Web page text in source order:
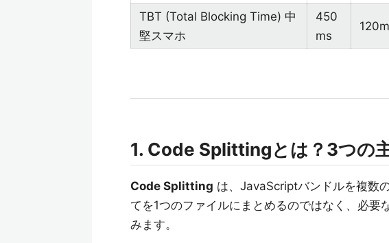
TBT (Total Blocking Time) 中
堅スマホ
450
ms
1. Code Splittingとは？3つの
Code Splitting は、JavaScriptバンドルを複数
てを1つのファイルにまとめるのではなく、必
みます。